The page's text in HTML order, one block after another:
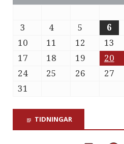
3
4 5 6
10
11 12 13
17
18 19 20
24
25 26 27
31
TIDNINGAR